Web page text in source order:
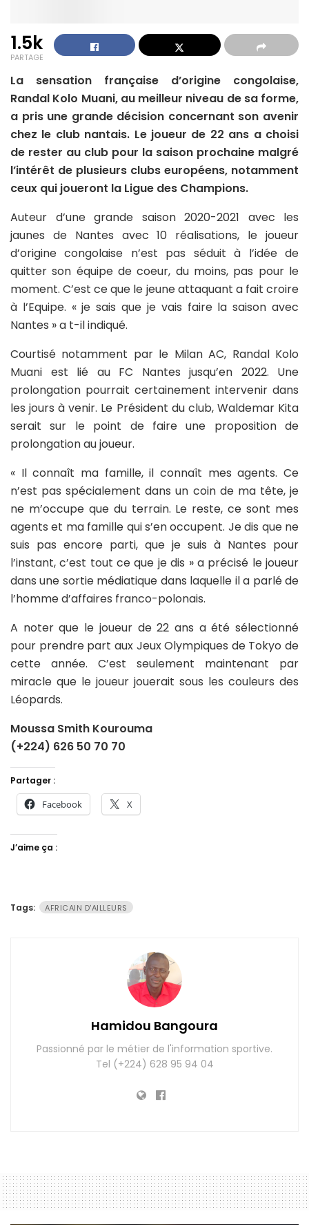
1.5k
PARTAGE
La sensation française d’origine congolaise,
Randal Kolo Muani, au meilleur niveau de sa forme,
a pris une grande décision concernant son avenir
chez le club nantais. Le joueur de 22 ans a choisi
de rester au club pour la saison prochaine malgré
l’intérêt de plusieurs clubs européens, notamment
ceux qui joueront la Ligue des Champions.
Auteur d’une grande saison 2020-2021 avec les
jaunes de Nantes avec 10 réalisations, le joueur
d’origine congolaise n’est pas séduit à l’idée de
quitter son équipe de coeur, du moins, pas pour le
moment. C’est ce que le jeune attaquant a fait croire
à l’Equipe. « je sais que je vais faire la saison avec
Nantes » a t-il indiqué.
Courtisé notamment par le Milan AC, Randal Kolo
Muani est lié au FC Nantes jusqu’en 2022. Une
prolongation pourrait certainement intervenir dans
les jours à venir. Le Président du club, Waldemar Kita
serait sur le point de faire une proposition de
prolongation au joueur.
« Il connaît ma famille, il connaît mes agents. Ce
n’est pas spécialement dans un coin de ma tête, je
ne m’occupe que du terrain. Le reste, ce sont mes
agents et ma famille qui s’en occupent. Je dis que ne
suis pas encore parti, que je suis à Nantes pour
l’instant, c’est tout ce que je dis » a précisé le joueur
dans une sortie médiatique dans laquelle il a parlé de
l’homme d’affaires franco-polonais.
A noter que le joueur de 22 ans a été sélectionné
pour prendre part aux Jeux Olympiques de Tokyo de
cette année. C’est seulement maintenant par
miracle que le joueur jouerait sous les couleurs des
Léopards.
Moussa Smith Kourouma
(+224) 626 50 70 70
Partager :
Facebook X
J’aime ça :
Tags: AFRICAIN D'AILLEURS
Hamidou Bangoura
Passionné par le métier de l'information sportive.
Tel (+224) 628 95 94 04